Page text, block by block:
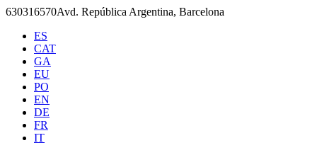
Skip
content
630316570Avd. República Argentina, Barcelona
ES
CAT
GA
EU
PO
EN
DE
FR
IT